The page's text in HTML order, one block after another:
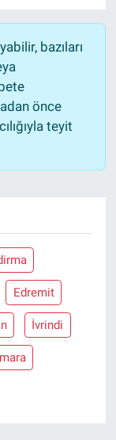
bazıları
önce
teyit
Edremit
İvrindi